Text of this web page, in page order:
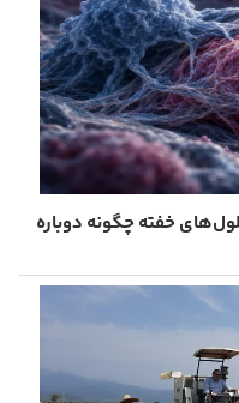
خفته چگونه دوباره